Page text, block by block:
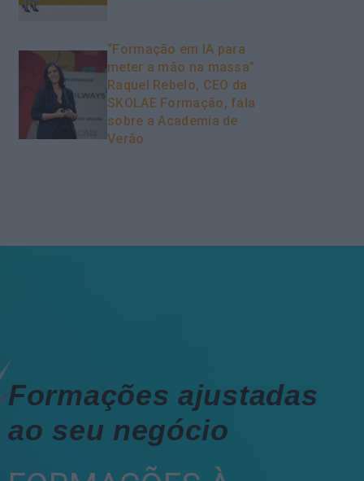
“Formação em IA para
meter a mão na massa”
Raquel Rebelo, CEO da
SKOLAE Formação, fala
sobre a Academia de
Verão
Formações ajustadas
ao seu negócio